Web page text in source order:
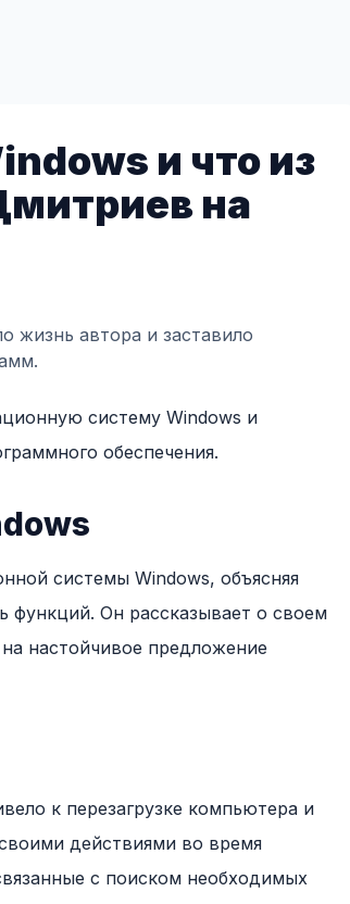
и что из
на
жизнь автора и заставило
систему Windows и
обеспечения.
системы Windows, объясняя
функций. Он рассказывает о своем
настойчивое предложение
к перезагрузке компьютера и
действиями во время
с поиском необходимых